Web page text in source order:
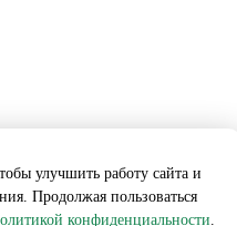
характер и ни
офертой, определяемой
улучшить работу сайта и
Продолжая пользоваться
конфиденциальности.